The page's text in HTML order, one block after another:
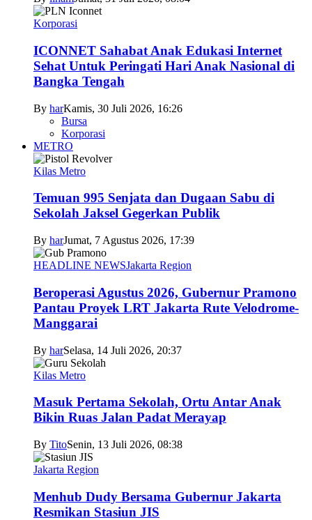
Korporasi
ICONNET Sahabat Anak Edukasi Internet
Sehat Untuk Peringati Hari Anak Nasional di
Bangka Tengah
By harKamis, 30 Juli 2026, 16:26
Bursa
Korporasi
METRO
Kilas Metro
Temuan 995 Senjata dan Dugaan Sabu di
Sekolah Jaksel Gegerkan Publik
By harJumat, 7 Agustus 2026, 17:39
HEADLINE NEWSJakarta Region
Beroperasi Agustus 2026, Gubernur Pramono
Pantau Proyek LRT Jakarta Rute Velodrome-
Manggarai
By harSelasa, 14 Juli 2026, 20:37
Kilas Metro
Masuk Pertama Sekolah, Ortu Antar Anak
Bikin Ruas Jalan Padat Merayap
By TitoSenin, 13 Juli 2026, 08:38
Jakarta Region
Menhub Dudy Bersama Gubernur Jakarta
Resmikan Stasiun JIS